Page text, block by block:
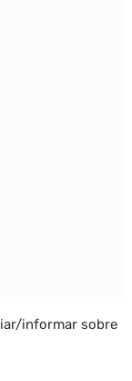
informar sobre